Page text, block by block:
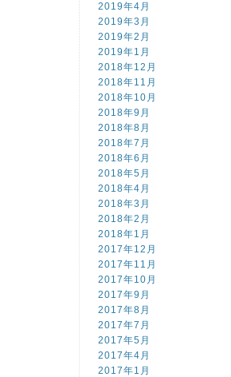
2019年4月
2019年3月
2019年2月
2019年1月
2018年12月
2018年11月
2018年10月
2018年9月
2018年8月
2018年7月
2018年6月
2018年5月
2018年4月
2018年3月
2018年2月
2018年1月
2017年12月
2017年11月
2017年10月
2017年9月
2017年8月
2017年7月
2017年5月
2017年4月
2017年1月